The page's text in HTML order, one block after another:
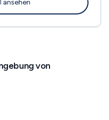
ansehen
von